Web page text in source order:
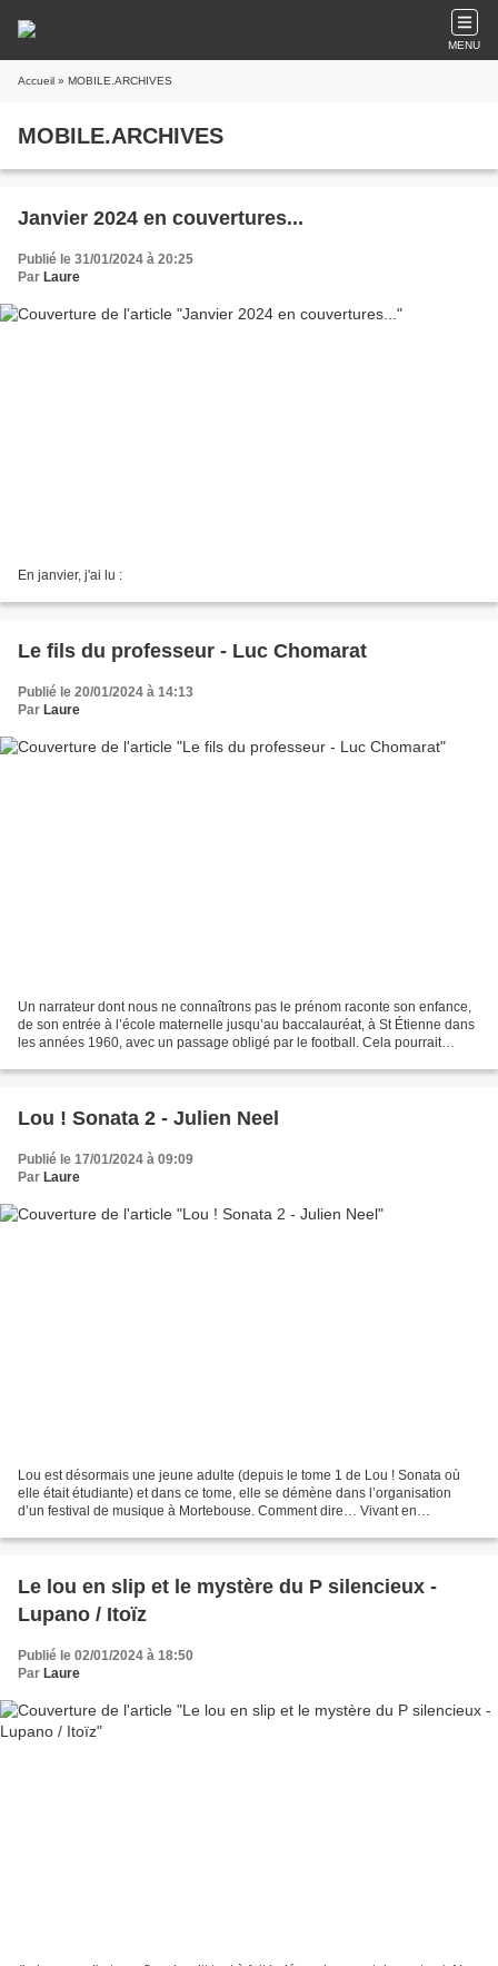
MENU
Accueil » MOBILE.ARCHIVES
MOBILE.ARCHIVES
Janvier 2024 en couvertures...
Publié le 31/01/2024 à 20:25
Par Laure
En janvier, j'ai lu :
Le fils du professeur - Luc Chomarat
Publié le 20/01/2024 à 14:13
Par Laure
Un narrateur dont nous ne connaîtrons pas le prénom raconte son enfance,
de son entrée à l’école maternelle jusqu’au baccalauréat, à St Étienne dans
les années 1960, avec un passage obligé par le football. Cela pourrait
Lou ! Sonata 2 - Julien Neel
Publié le 17/01/2024 à 09:09
Par Laure
Lou est désormais une jeune adulte (depuis le tome 1 de Lou ! Sonata où
elle était étudiante) et dans ce tome, elle se démène dans l’organisation
d’un festival de musique à Mortebouse. Comment dire… Vivant en
Le lou en slip et le mystère du P silencieux -
Lupano / Itoïz
Publié le 02/01/2024 à 18:50
Par Laure